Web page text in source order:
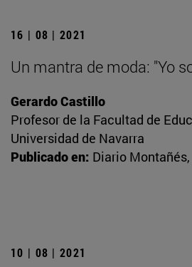
16 | 08 | 2021
Un mantra de moda: "Yo
Gerardo Castillo
Profesor de la Facultad de
Universidad de Navarra
Publicado en: Diario
10 | 08 | 2021